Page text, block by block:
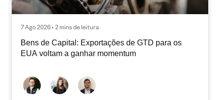
7 Ago 2026 • 2 mins de leitura
Bens de Capital: Exportações de GTD para os
EUA voltam a ganhar momentum